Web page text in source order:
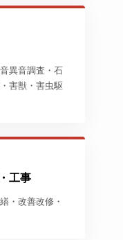
異音調査・石
害獣・害虫駆
工事
・改善改修・